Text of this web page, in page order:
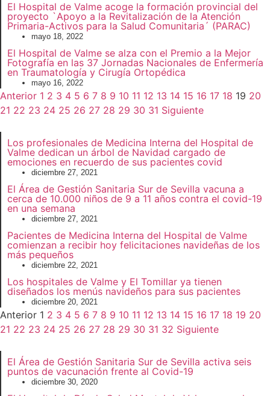
El Hospital de Valme acoge la formación provincial del
proyecto `Apoyo a la Revitalización de la Atención
Primaria-Activos para la Salud Comunitaria´ (PARAC)
mayo 18, 2022
El Hospital de Valme se alza con el Premio a la Mejor
Fotografía en las 37 Jornadas Nacionales de Enfermería
en Traumatología y Cirugía Ortopédica
mayo 16, 2022
Anterior 1 2 3 4 5 6 7 8 9 10 11 12 13 14 15 16 17 18 19 20
21 22 23 24 25 26 27 28 29 30 31 Siguiente
Los profesionales de Medicina Interna del Hospital de
Valme dedican un árbol de Navidad cargado de
emociones en recuerdo de sus pacientes covid
diciembre 27, 2021
El Área de Gestión Sanitaria Sur de Sevilla vacuna a
cerca de 10.000 niños de 9 a 11 años contra el covid-19
en una semana
diciembre 27, 2021
Pacientes de Medicina Interna del Hospital de Valme
comienzan a recibir hoy felicitaciones navideñas de los
más pequeños
diciembre 22, 2021
Los hospitales de Valme y El Tomillar ya tienen
diseñados los menús navideños para sus pacientes
diciembre 20, 2021
Anterior 1 2 3 4 5 6 7 8 9 10 11 12 13 14 15 16 17 18 19 20
21 22 23 24 25 26 27 28 29 30 31 32 Siguiente
El Área de Gestión Sanitaria Sur de Sevilla activa seis
puntos de vacunación frente al Covid-19
diciembre 30, 2020